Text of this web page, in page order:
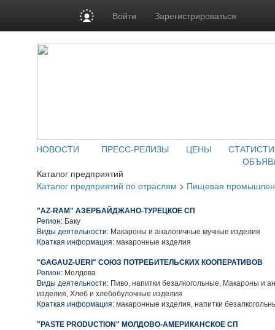
Войти Зарегистрироваться
НОВОСТИ ПРЕСС-РЕЛИЗЫ ЦЕНЫ
Каталог предприятий
Каталог предприятий по отраслям > Пищевая
"AZ-RAM" АЗЕРБАЙДЖАНО-ТУРЕЦКОЕ СП
Регион: Баку
Виды деятельности: Макароны и аналогичные мучные изделия
Краткая информация: макаронные изделия
"GAGAUZ-UERI" СОЮЗ ПОТРЕБИТЕЛЬСКИХ КООПЕРАТИВОВ
Регион: Молдова
Виды деятельности: Пиво, напитки безалкогольные, Макароны и
изделия, Хлеб и хлебобулочные изделия
Краткая информация: макаронные изделия, напитки
"PASTE PRODUCTION" МОЛДОВО-АМЕРИКАНСКОЕ СП